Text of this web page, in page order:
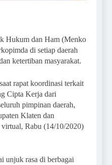
Hukum dan Ham (Menko
di setiap daerah
ketertiban masyarakat.
rapat koordinasi terkait
Cipta Kerja dari
pimpinan daerah,
Klaten dan
Rabu (14/10/2020)
unjuk rasa di berbagai